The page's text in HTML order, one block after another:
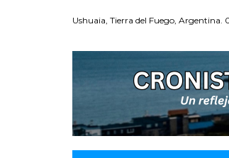
Ushuaia, Tierra del Fuego, Argentina.